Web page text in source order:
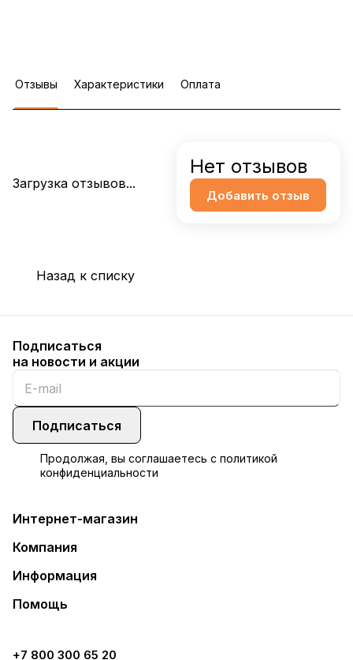
Отзывы Характеристики Оплата
Загрузка отзывов...
Нет отзывов
Добавить отзыв
Назад к списку
Подписаться
на новости и акции
Подписаться
Продолжая, вы соглашаетесь с политикой
конфиденциальности
Интернет-магазин
Компания
Информация
Помощь
+7 800 300 65 20